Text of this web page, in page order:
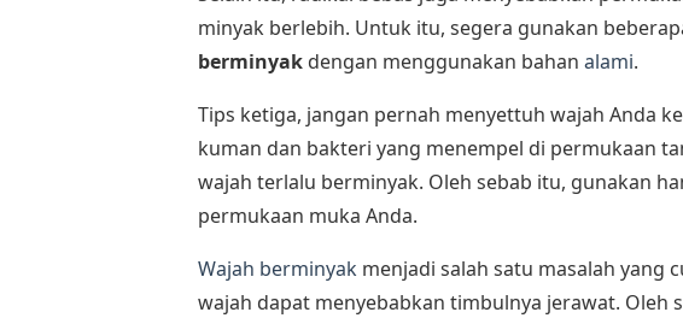
minyak berlebih. Untuk itu, segera gunakan
berminyak dengan menggunakan bahan alami.
Tips ketiga, jangan pernah menyettuh wajah Anda
kuman dan bakteri yang menempel di permukaan
wajah terlalu berminyak. Oleh sebab itu, gunakan
permukaan muka Anda.
Wajah berminyak menjadi salah satu masalah yang
wajah dapat menyebabkan timbulnya jerawat. Oleh